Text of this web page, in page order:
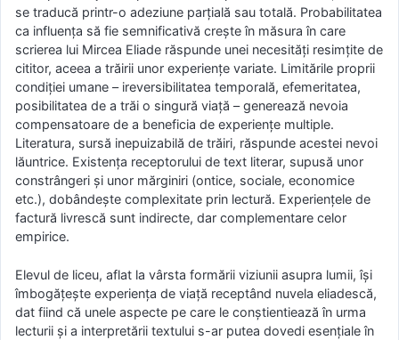
se traducă printr-o adeziune parțială sau totală. Probabilitatea
ca influența să fie semnificativă crește în măsura în care
scrierea lui Mircea Eliade răspunde unei necesități resimțite de
cititor, aceea a trăirii unor experiențe variate. Limitările proprii
condiției umane – ireversibilitatea temporală, efemeritatea,
posibilitatea de a trăi o singură viață – generează nevoia
compensatoare de a beneficia de experiențe multiple.
Literatura, sursă inepuizabilă de trăiri, răspunde acestei nevoi
lăuntrice. Existența receptorului de text literar, supusă unor
constrângeri și unor mărginiri (ontice, sociale, economice
etc.), dobândește complexitate prin lectură. Experiențele de
factură livrescă sunt indirecte, dar complementare celor
empirice.
Elevul de liceu, aflat la vârsta formării viziunii asupra lumii, își
îmbogățește experiența de viață receptând nuvela eliadescă,
dat fiind că unele aspecte pe care le conștientiează în urma
lecturii și a interpretării textului s-ar putea dovedi esențiale în